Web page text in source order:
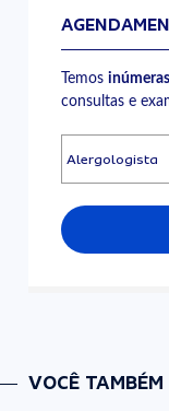
Temos
consultas e
VOCÊ